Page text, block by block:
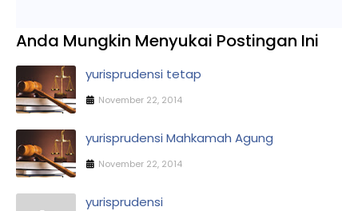
Anda Mungkin Menyukai Postingan Ini
yurisprudensi tetap
November 22, 2014
yurisprudensi Mahkamah Agung
November 22, 2014
yurisprudensi